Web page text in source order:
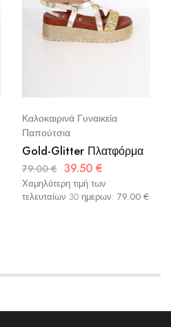
Καλοκαιρινά Γυναικεία
Παπούτσια
Gold-Glitter Πλατφόρμα
79.00€ 39.50 €
Χαμηλότερη τιμή των
τελευταίων 30 ημερων: 79.00 €